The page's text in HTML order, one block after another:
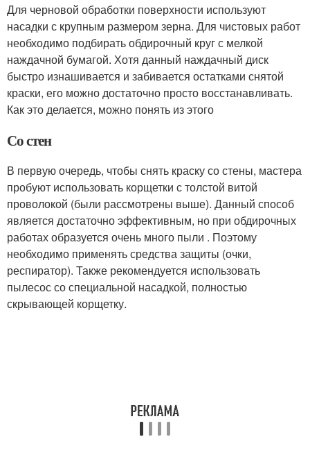
Для черновой обработки поверхности используют
насадки с крупным размером зерна. Для чистовых работ
необходимо подбирать обдирочный круг с мелкой
наждачной бумагой. Хотя данный наждачный диск
быстро изнашивается и забивается остатками снятой
краски, его можно достаточно просто восстанавливать.
Как это делается, можно понять из этого
Со стен
В первую очередь, чтобы снять краску со стены, мастера
пробуют использовать корщетки с толстой витой
проволокой (были рассмотрены выше). Данный способ
является достаточно эффективным, но при обдирочных
работах образуется очень много пыли . Поэтому
необходимо применять средства защиты (очки,
респиратор). Также рекомендуется использовать
пылесос со специальной насадкой, полностью
скрывающей корщетку.